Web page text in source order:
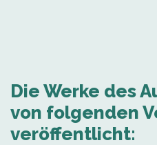
Die Werke des
von folgenden
veröffentlicht: